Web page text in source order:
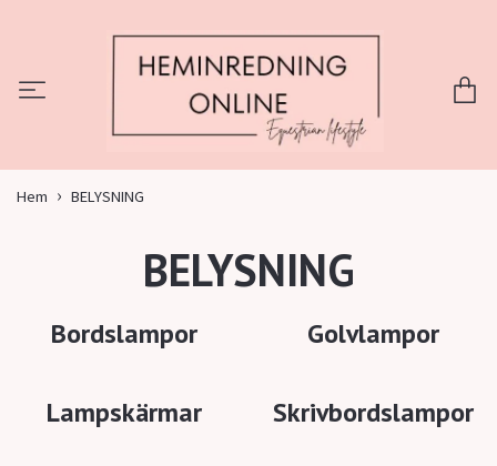
Hem BELYSNING
BELYSNING
Bordslampor Golvlampor
Lampskärmar Skrivbordslampor